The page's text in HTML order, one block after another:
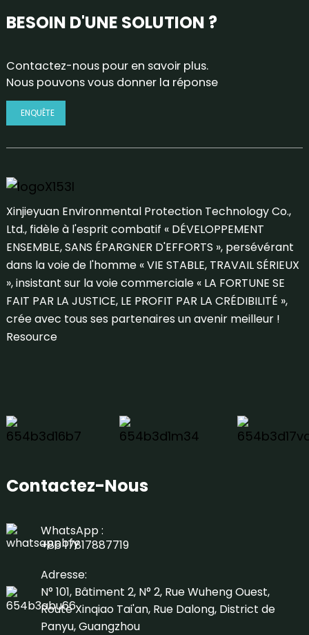
BESOIN D'UNE SOLUTION ?
Contactez-nous pour en savoir plus.
Nous pouvons vous donner la réponse
ENQUÊTE
Xinjieyuan Environmental Protection Technology Co.,
Ltd., fidèle à l'esprit combatif « DÉVELOPPEMENT
ENSEMBLE, SANS ÉPARGNER D'EFFORTS », persévérant
dans la voie de l'homme « VIE STABLE, TRAVAIL SÉRIEUX
», insistant sur la voie commerciale « LA FORTUNE SE
FAIT PAR LA JUSTICE, LE PROFIT PAR LA CRÉDIBILITÉ »,
crée avec tous ses partenaires un avenir meilleur !
Resource
Contactez-Nous
WhatsApp :
+86 17817887719
Adresse:
N° 101, Bâtiment 2, N° 2, Rue Wuheng Ouest,
Route Xinqiao Tai'an, Rue Dalong, District de
Panyu, Guangzhou